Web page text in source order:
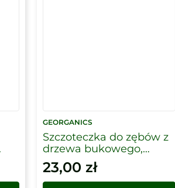
GEORGANICS
Szczoteczka do zębów z
drzewa bukowego,
kompostowalna, włosie
średnie, Georganics
23,00 zł